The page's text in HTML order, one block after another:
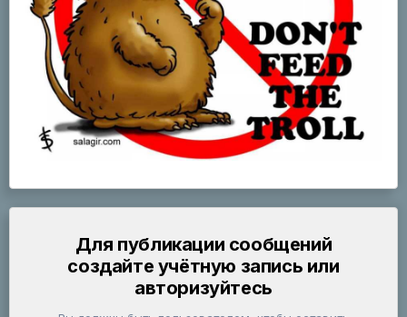
Для публикации сообщений
создайте учётную запись или
авторизуйтесь